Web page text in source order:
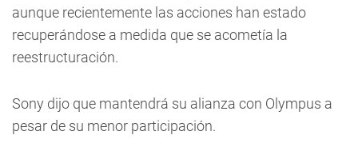
aunque recientemente las acciones han estado
recuperándose a medida que se acometía la
reestructuración.
Sony dijo que mantendrá su alianza con Olympus a
pesar de su menor participación.